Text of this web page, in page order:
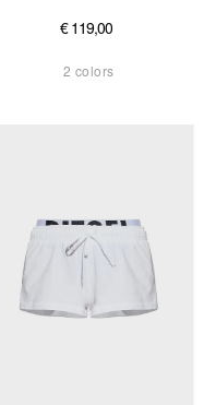
€ 119,00
2 colors